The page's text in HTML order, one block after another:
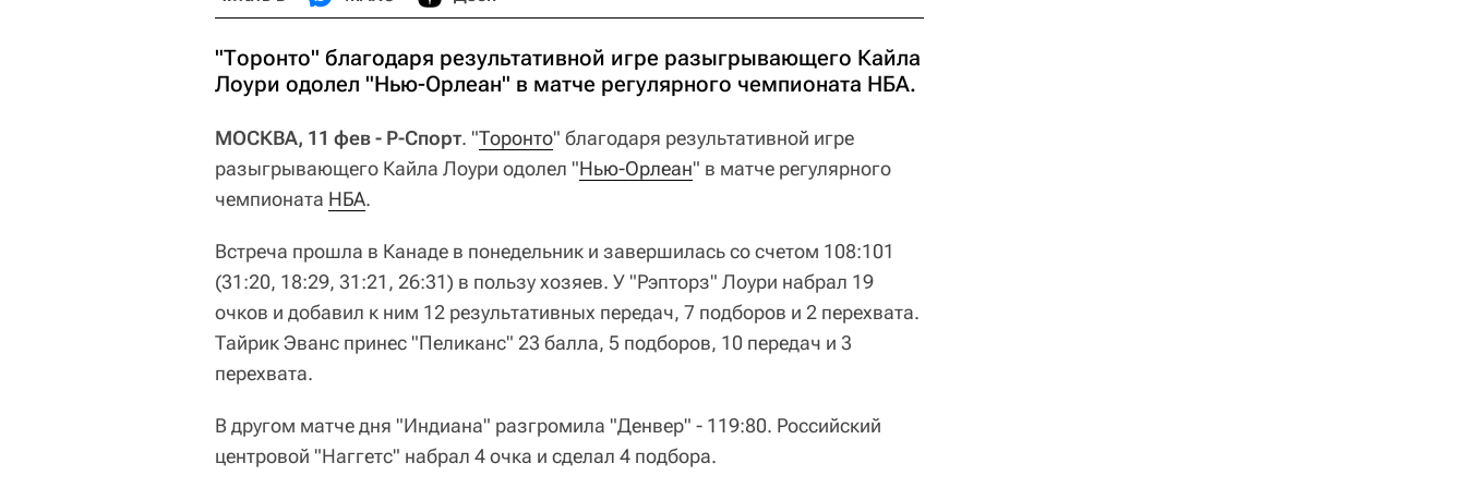
"Торонто" благодаря результативной игре разыгрывающего Кайла
Лоури одолел "Нью-Орлеан" в матче регулярного чемпионата НБА.
МОСКВА, 11 фев - Р-Спорт. "Торонто" благодаря результативной игре
разыгрывающего Кайла Лоури одолел "Нью-Орлеан" в матче регулярного
чемпионата НБА.
Встреча прошла в Канаде в понедельник и завершилась со счетом 108:101
(31:20, 18:29, 31:21, 26:31) в пользу хозяев. У "Рэпторз" Лоури набрал 19
очков и добавил к ним 12 результативных передач, 7 подборов и 2 перехвата.
Тайрик Эванс принес "Пеликанс" 23 балла, 5 подборов, 10 передач и 3
перехвата.
В другом матче дня "Индиана" разгромила "Денвер" - 119:80. Российский
центровой "Наггетс" набрал 4 очка и сделал 4 подбора.